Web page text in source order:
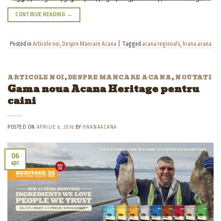
CONTINUE READING →
Posted in Articole noi Despre Mancare Acana Tagged acana regionals, hrana acana
ARTICOLE NOI,DESPRE MANCARE ACANA, NOUTATI
Gama noua Acana Heritage pentru
caini
POSTED ON APRILIE 6, 2016 BY HRANAACANA
06
apr.